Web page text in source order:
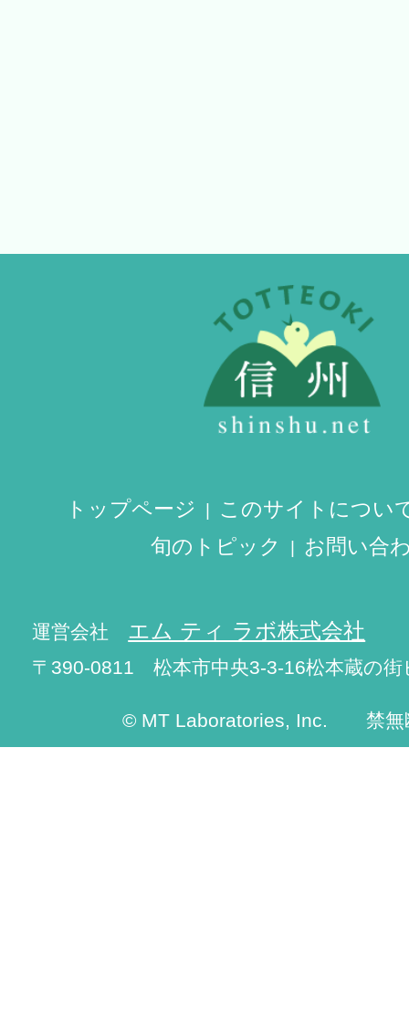
トップページ
このサイトについ
旬のトピック
お問い合
運営会社 エム ティ ラボ株式会社
〒390-0811 松本市中央3-3-16松本蔵の街
© MT Laboratories, Inc. 禁無